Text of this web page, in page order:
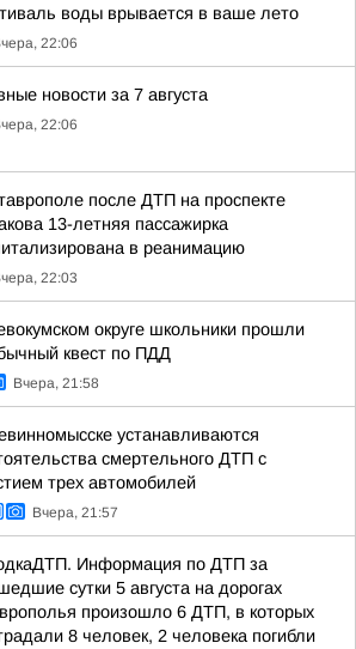
воды врывается в ваше лето
22:06
новости за 7 августа
22:06
после ДТП на проспекте
13-летняя пассажирка
в реанимацию
22:03
округе школьники прошли
квест по ПДД
Вчера, 21:58
устанавливаются
смертельного ДТП с
трех автомобилей
Вчера, 21:57
Информация по ДТП за
сутки 5 августа на дорогах
произошло 6 ДТП, в которых
8 человек, 2 человека погибли